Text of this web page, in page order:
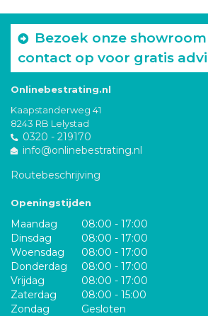
Bezoek onze
contact op voor gratis
Onlinebestrating.nl
Kaapstanderweg 41
8243 RB Lelystad
0320 - 219170
info@onlinebestrating.nl
Routebeschrijving
Openingstijden
Maandag
08:00 - 17:00
Dinsdag
08:00 - 17:00
Woensdag
08:00 - 17:00
Donderdag
08:00 - 17:00
Vrijdag
08:00 - 17:00
Zaterdag
08:00 - 15:00
Zondag
Gesloten